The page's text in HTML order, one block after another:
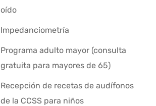
oído
Impedanciometría
Programa adulto mayor (consulta
gratuita para mayores de 65)
Recepción de recetas de audífonos
de la CCSS para niños